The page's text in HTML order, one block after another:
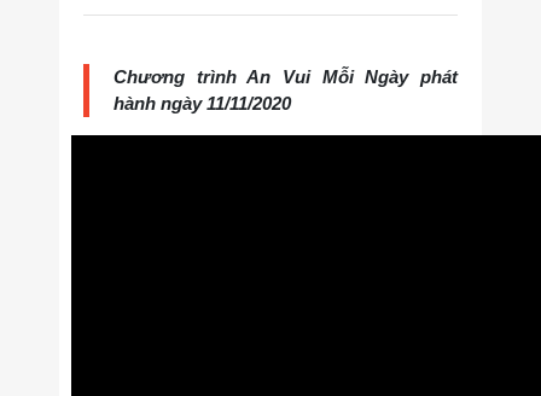
Chương trình An Vui Mỗi Ngày phát
hành ngày 11/11/2020